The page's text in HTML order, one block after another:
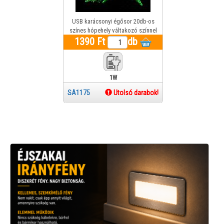
USB karácsonyi égősor 20db-os
színes hópehely váltakozó színnel
világít
1390 Ft db
1W
SA1175 Utolsó darabok!